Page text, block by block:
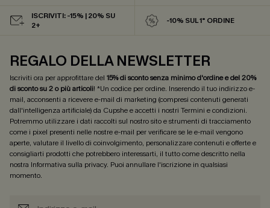
ISCRIVITI: -15% | 20% SU
2+
-10% SUL 1° ORDINE
REGALO DELLA NEWSLETTER
Iscriviti ora per approfittare del 15% di sconto senza minimo d'ordine e del 20%
di sconto su 2 o più articoli! *Un codice per ordine. Inserendo il tuo indirizzo e-
mail, acconsenti a ricevere e-mail di marketing (compresi contenuti generati
dall'intelligenza artificiale) da Cupshe e accetti i nostri Termini e condizioni.
Potremmo utilizzare i dati raccolti sul nostro sito e strumenti di tracciamento
come i pixel presenti nelle nostre e-mail per verificare se le e-mail vengono
aperte, valutare il livello di coinvolgimento, personalizzare contenuti e offerte e
consigliarti prodotti che potrebbero interessarti, il tutto come descritto nella
nostra Informativa sulla privacy. Puoi annullare l'iscrizione in qualsiasi
momento.